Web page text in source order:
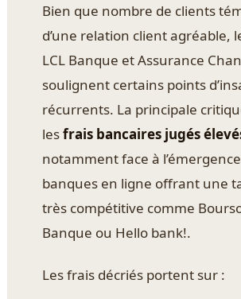
Bien que nombre de clients
d’une relation client agréable,
LCL Banque et Assurance
soulignent certains points
récurrents. La principale
lesfrais bancaires jugés
notamment face à
banques en ligne offrant une
très compétitive comme
Banque ou Hello bank!.
Les frais décriés portent sur :